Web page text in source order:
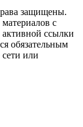
защищены.
с
активной ссылки
обязательным
или